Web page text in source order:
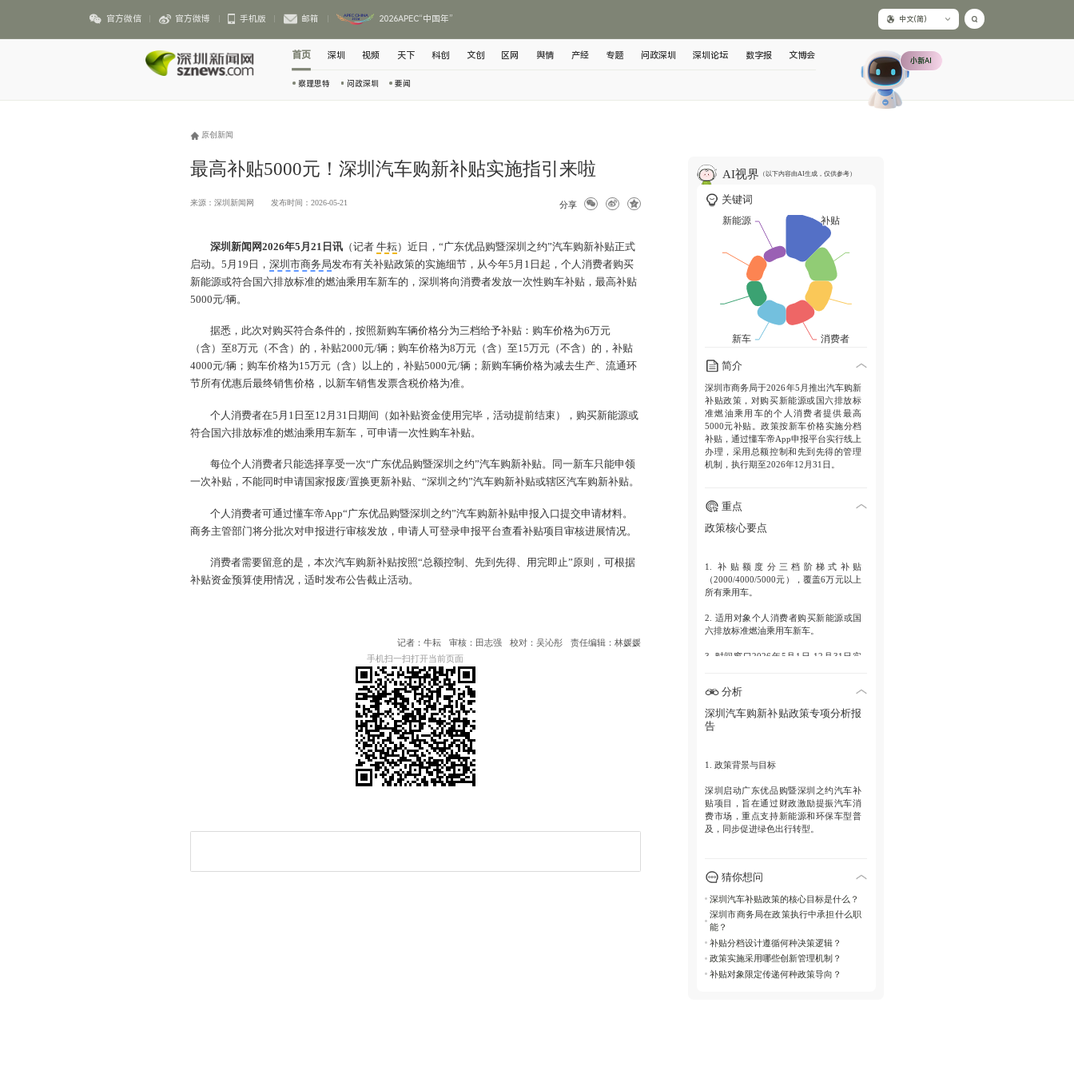
官方微信 官方微博 手机版 邮箱 2026APEC“中国年” 中文(简)
首页
察理思特 问政深圳 要闻
深圳 视频 天下 科创 文创 区网 舆情 产经 专题 问政深圳 深圳论坛 数字报 文博会 小新AI
原创新闻
最高补贴5000元！深圳汽车购新补贴实施指引来啦
来源：深圳新闻网 发布时间：2026-05-21 分享
深圳新闻网2026年5月21日讯 （记者牛耘）近日，“广东优品购暨深圳之约”汽车购新补贴正式
启动。5月19日， 深圳市商务局发布有关补贴政策的实施细节，从今年5月1日起，个人消费者购买
新能源或符合国六排放标准的燃油乘用车新车的，深圳将向消费者发放一次性购车补贴，最高补贴
5000元/辆。
据悉，此次对购买符合条件的，按照新购车辆价格分为三档给予补贴：购车价格为6万元
（含）至8万元（不含）的，补贴2000元/辆；购车价格为8万元（含）至15万元（不含）的，补贴
4000元/辆；购车价格为15万元（含）以上的，补贴5000元/辆；新购车辆价格为减去生产、流通环
节所有优惠后最终销售价格，以新车销售发票含税价格为准。
个人消费者在5月1日至12月31日期间（如补贴资金使用完毕，活动提前结束），购买新能源或
符合国六排放标准的燃油乘用车新车，可申请一次性购车补贴。
每位个人消费者只能选择享受一次“广东优品购暨深圳之约”汽车购新补贴。同一新车只能申领
一次补贴，不能同时申请国家报废/置换更新补贴、“深圳之约”汽车购新补贴或辖区汽车购新补贴。
个人消费者可通过懂车帝App“广东优品购暨深圳之约”汽车购新补贴申报入口提交申请材料。
商务主管部门将分批次对申报进行审核发放，申请人可登录申报平台查看补贴项目审核进展情况。
消费者需要留意的是，本次汽车购新补贴按照“总额控制、先到先得、用完即止”原则，可根据
补贴资金预算使用情况，适时发布公告截止活动。
记者：牛耘 审核：田志强 校对：吴沁彤
责任编辑：林媛媛
手机扫一扫打开当前页面
AI视界 （以下内容由AI生成，仅供参考）
关键词
简介
深圳市商务局于2026年5月推出汽车购新
补贴政策，对购买新能源或国六排放标
准燃油乘用车的个人消费者提供最高
5000元补贴。政策按新车价格实施分档
补贴，通过懂车帝App申报平台实行线上
办理，采用总额控制和先到先得的管理
机制，执行期至2026年12月31日。
重点
政策核心要点
1.补贴额度 分三档阶梯式补贴
（2000/4000/5000元），覆盖6万元以上
所有乘用车。
2. 适用对象个人消费者购买新能源或国
六排放标准燃油乘用车新车。
3. 时间窗口2026年5月1日-12月31日实
4.申领规则
独家通过懂车帝App申报，
实行单人多车不叠加的限领原则。
5.
分析
深圳汽车购新补贴政策专项分析报
告
1. 政策背景与目标
深圳启动广东优品购暨深圳之约汽车补
贴项目，旨在通过财政激励提振汽车消
费市场，重点支持新能源和环保车型普
及，同步促进绿色出行转型。
- 分档标准以新车发票价格为准，6-8万
15万元以上补5000元
- 适用对象仅限个人消费者购买符合国
六/新能源标准的新乘用车
- 时间范围2026年5月1日至12月31日动
态执行
3. 管理创新点
猜你想问
深圳汽车补贴政策的核心目标是什么？
深圳市商务局在政策执行中承担什么职
能？
补贴分档设计遵循何种决策逻辑？
政策实施采用哪些创新管理机制？
补贴对象限定传递何种政策导向？